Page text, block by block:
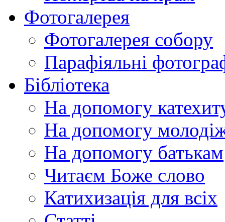
Фотогалерея
Фотогалерея собору
Парафіяльні
Бібліотека
На допомогу
На допомогу
На допомогу батькам
Читаєм Боже слово
Катихизація для всіх